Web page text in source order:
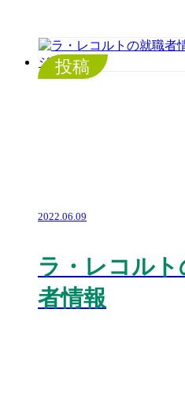
投稿
2022.06.09
ラ・レコルト
者情報